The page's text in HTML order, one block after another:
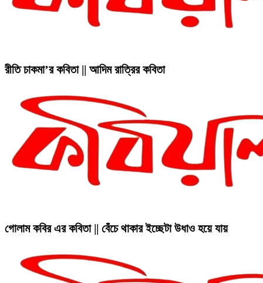
রীতি চাকমা’র কবিতা || আদিম রাত্রির কবিতা
গোলাম কবির এর কবিতা || বেঁচে থাকার ইচ্ছেটা উধাও হয়ে যায়